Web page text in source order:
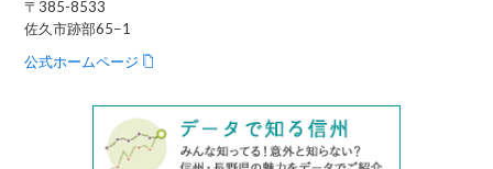
〒385-8533
佐久市跡部65−1
公式ホームページ